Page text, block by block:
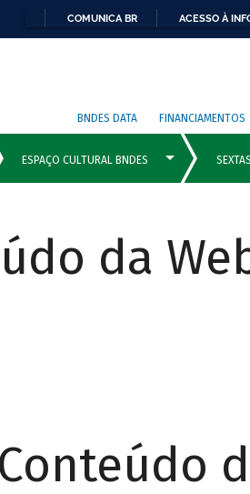
COMUNICA BR ACESSO À
BNDES DATA FINANCIAMENTOS
da